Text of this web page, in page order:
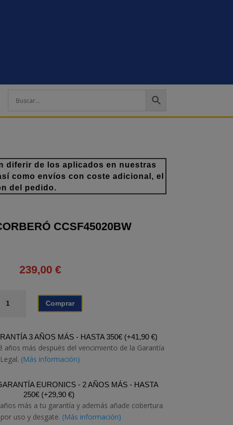
diferir de los aplicados en nuestras
como envíos con coste adicional, el
del pedido.
CCSF45020BW
239,00 €
CORBERÓ
Comprar
3 AÑOS MÁS - HASTA 350€ (+41,90 €)
años más después del vencimiento de la Garantía
Legal. (Más información)
EURONICS - 2 AÑOS MÁS - HASTA
250€ (+29,90 €)
más a tu garantía y además añade cobertura
uso y desgate. (Más información)